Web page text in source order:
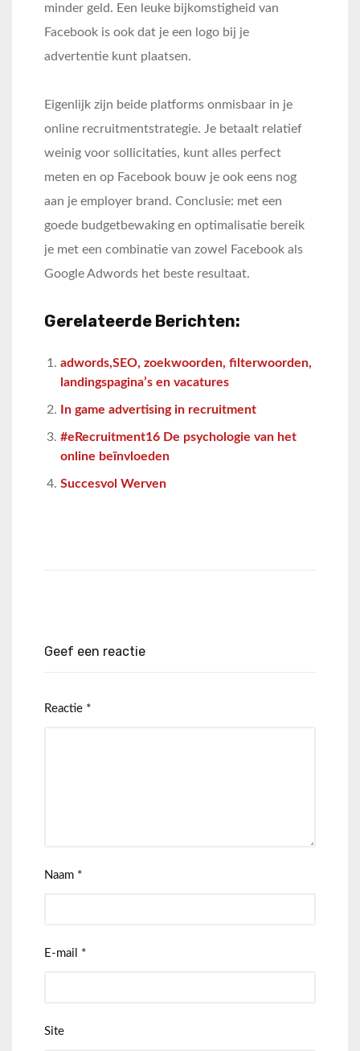
minder geld. Een leuke bijkomstigheid van
Facebook is ook dat je een logo bij je
advertentie kunt plaatsen.
Eigenlijk zijn beide platforms onmisbaar in je
online recruitmentstrategie. Je betaalt relatief
weinig voor sollicitaties, kunt alles perfect
meten en op Facebook bouw je ook eens nog
aan je employer brand. Conclusie: met een
goede budgetbewaking en optimalisatie bereik
je met een combinatie van zowel Facebook als
Google Adwords het beste resultaat.
Gerelateerde Berichten:
adwords,SEO, zoekwoorden, filterwoorden,
landingspagina’s en vacatures
In game advertising in recruitment
#eRecruitment16 De psychologie van het
online beïnvloeden
Succesvol Werven
Geef een reactie
Reactie *
Naam *
E-mail *
Site